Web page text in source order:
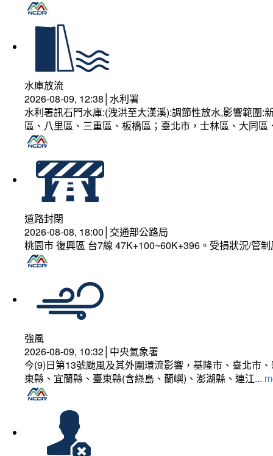
水庫放流
2026-08-09, 12:38│水利署
水利署訊石門水庫:(洩洪至大漢溪):調節性放水,影響範圍
區、八里區、三重區、板橋區；臺北市，士林區、大同
道路封閉
2026-08-08, 18:00│交通部公路局
桃園市 復興區 台7線 47K+100~60K+396。受損狀況/管
強風
2026-08-09, 10:32│中央氣象署
今(9)日第13號颱風及其外圍環流影響，基隆市、臺北市
東縣、宜蘭縣、臺東縣(含綠島、蘭嶼)、澎湖縣、連江...